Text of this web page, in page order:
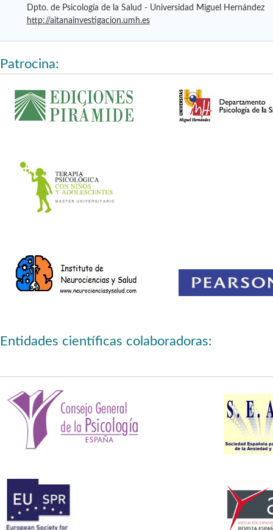
Dpto. de Psicología de la Salud - Universidad Miguel Hernández
http://aitanainvestigacion.umh.es
Patrocina:
Entidades científicas colaboradoras: